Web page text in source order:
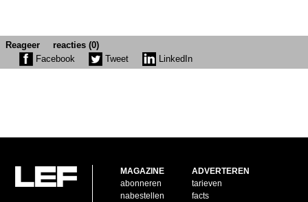
Reageer
reacties (0)
Facebook
Tweet LinkedIn
MAGAZINE
abonneren
nabestellen
ADVERTEREN
tarieven
facts